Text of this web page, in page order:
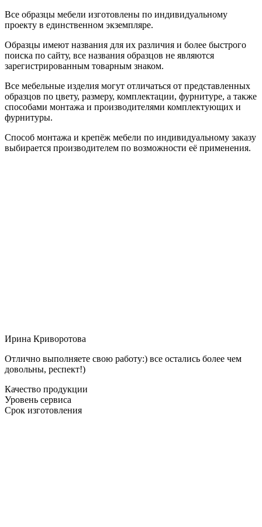
Все образцы мебели изготовлены по индивидуальному
проекту в единственном экземпляре.
Образцы имеют названия для их различия и более быстрого
поиска по сайту, все названия образцов не являются
зарегистрированным товарным знаком.
Все мебельные изделия могут отличаться от представленных
образцов по цвету, размеру, комплектации, фурнитуре, а также
способами монтажа и производителями комплектующих и
фурнитуры.
Способ монтажа и крепёж мебели по индивидуальному заказу
выбирается производителем по возможности её применения.
Ирина Криворотова
Отлично выполняете свою работу:) все остались более чем
довольны, респект!)
Качество продукции
Уровень сервиса
Срок изготовления